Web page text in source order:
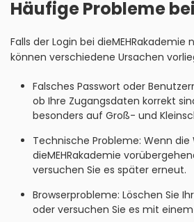
Häufige Probleme
Falls der Login bei
können verschiedene Ursachen
Falsches Passwort oder
ob Ihre Zugangsdaten korrekt
besonders auf Groß- und
Technische Probleme: Wenn die
dieMEHRakademie
versuchen Sie es später erneut.
Browserprobleme: Löschen Sie
oder versuchen Sie es mit